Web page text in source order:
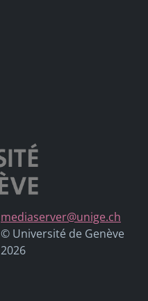
mediaserver@unige.ch
© Université de Genève
2026